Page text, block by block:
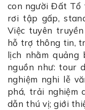
con người Đất Tổ
rơi tập gấp,
Việc tuyên
hỗ trợ thông tin,
lịch nhằm
nguồn như: tour
nghiệm nghi lễ
phá, trải nghiệm
dẫn thú vị; giới